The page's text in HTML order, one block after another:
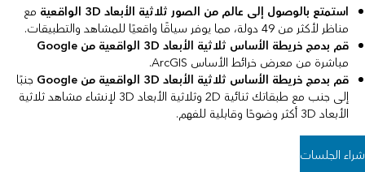
استمتع بالوصول إلى عالم من الصور ثلاثية الأبعاد 3D الواقعية
مع
مناظر لأكثر من 49 دولة، مما يوفر سياقًا واقعيًا للمشاهد والتطبيقات.
قم بدمج خريطة الأساس ثلاثية الأبعاد 3D الواقعية من Google
مباشرة من معرض خرائط الأساس ArcGIS.
قم بدمج خريطة الأساس ثلاثية الأبعاد 3D الواقعية من Google
جنبًا
إلى جنب مع طبقاتك ثنائية 2D وثلاثية الأبعاد 3D لإنشاء مشاهد ثلاثية
الأبعاد 3D أكثر وضوحًا وقابلية للفهم.
شراء الجلسات